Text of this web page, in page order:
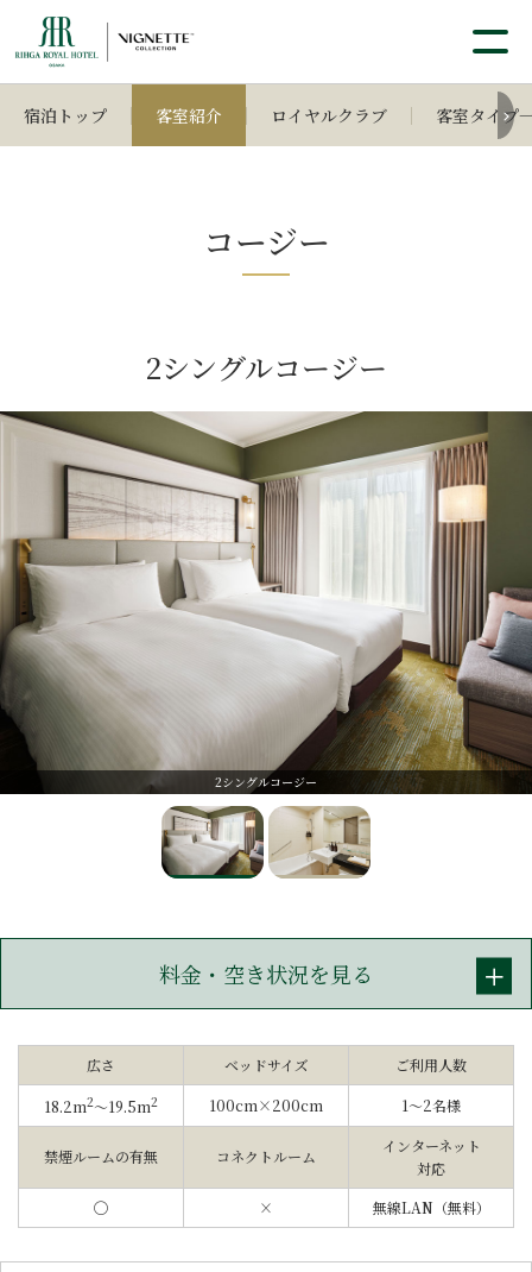
宿泊トップ 客室紹介 ロイヤルクラブ 客室タイプ
コージー
2シングルコージー
2シングルコージー
料金・空き状況を見る
広さ ベッドサイズ ご利用人数
18.2m2〜19.5m2 100cm×200cm 1〜2名様
禁煙ルームの有無 コネクトルーム
インターネット
対応
◯
× 無線LAN（無料）